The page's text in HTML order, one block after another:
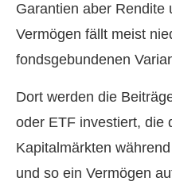
Garantien aber Rendite
Vermögen fällt meist
fondsgebundenen
Dort werden die
oder ETF investiert, die
Kapitalmärkten
und so ein Vermögen